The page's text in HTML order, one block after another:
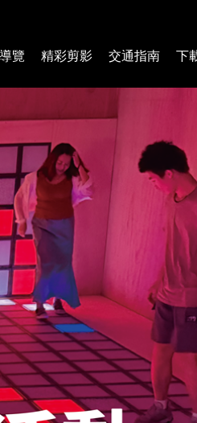
覽 精彩剪影 交通指南 下